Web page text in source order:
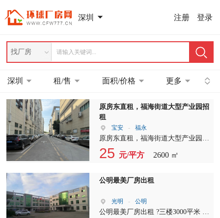
深圳 登录
注册
找厂房
深圳 租/售 面积/价格 更多
原房东直租，福海街道大型产业园招
租
宝安 - 福永
原房东直租，福海街道大型产业园，
3楼整层2600平报价25元，1台全新的
客，2台三吨货梯，主干道上，形象
25 元/平方 2600 ㎡
公明最美厂房出租
光明 - 公明
公明最美厂房出租 ?三楼3000平米 ?